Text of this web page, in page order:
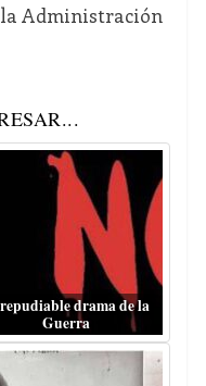
la Administración
drama de la
Guerra